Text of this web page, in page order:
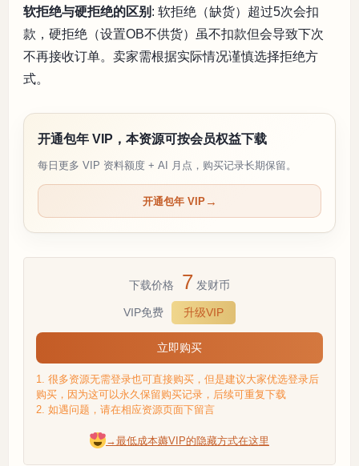
软拒绝与硬拒绝的区别 : 软拒绝（缺货）超过5次会扣
款，硬拒绝（设置OB不供货）虽不扣款但会导致下次
不再接收订单。卖家需根据实际情况谨慎选择拒绝方
式。
开通包年 VIP，本资源可按会员权益下载
每日更多 VIP 资料额度 + AI 月点，购买记录长期保留。
开通包年 VIP
下载价格 7 发财币
VIP免费 升级VIP
立即购买
1. 很多资源无需登录也可直接购买，但是建议大家优选登录后
购买，因为这可以永久保留购买记录，后续可重复下载
2. 如遇问题，请在相应资源页面下留言
→最低成本薅VIP的隐藏方式在这里